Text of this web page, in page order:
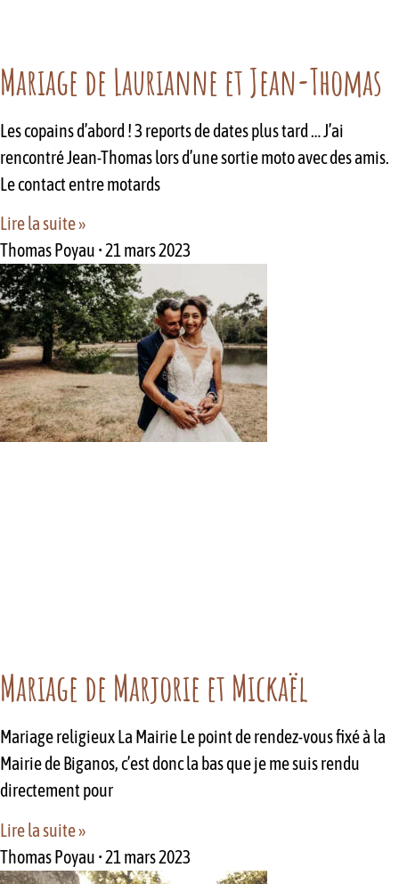
Mariage de Laurianne et Jean-Thomas
Les copains d’abord ! 3 reports de dates plus tard … J’ai
rencontré Jean-Thomas lors d’une sortie moto avec des amis.
Le contact entre motards
Lire la suite »
Thomas Poyau 21 mars 2023
Mariage de Marjorie et Mickaël
Mariage religieux La Mairie Le point de rendez-vous fixé à la
Mairie de Biganos, c’est donc la bas que je me suis rendu
directement pour
Lire la suite »
Thomas Poyau 21 mars 2023